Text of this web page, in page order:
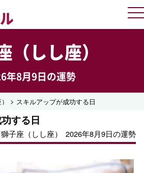
（しし座）
年8月9日の運勢
> スキルアップが成功する日
する日
獅子座（しし座） 2026年8月9日の運勢